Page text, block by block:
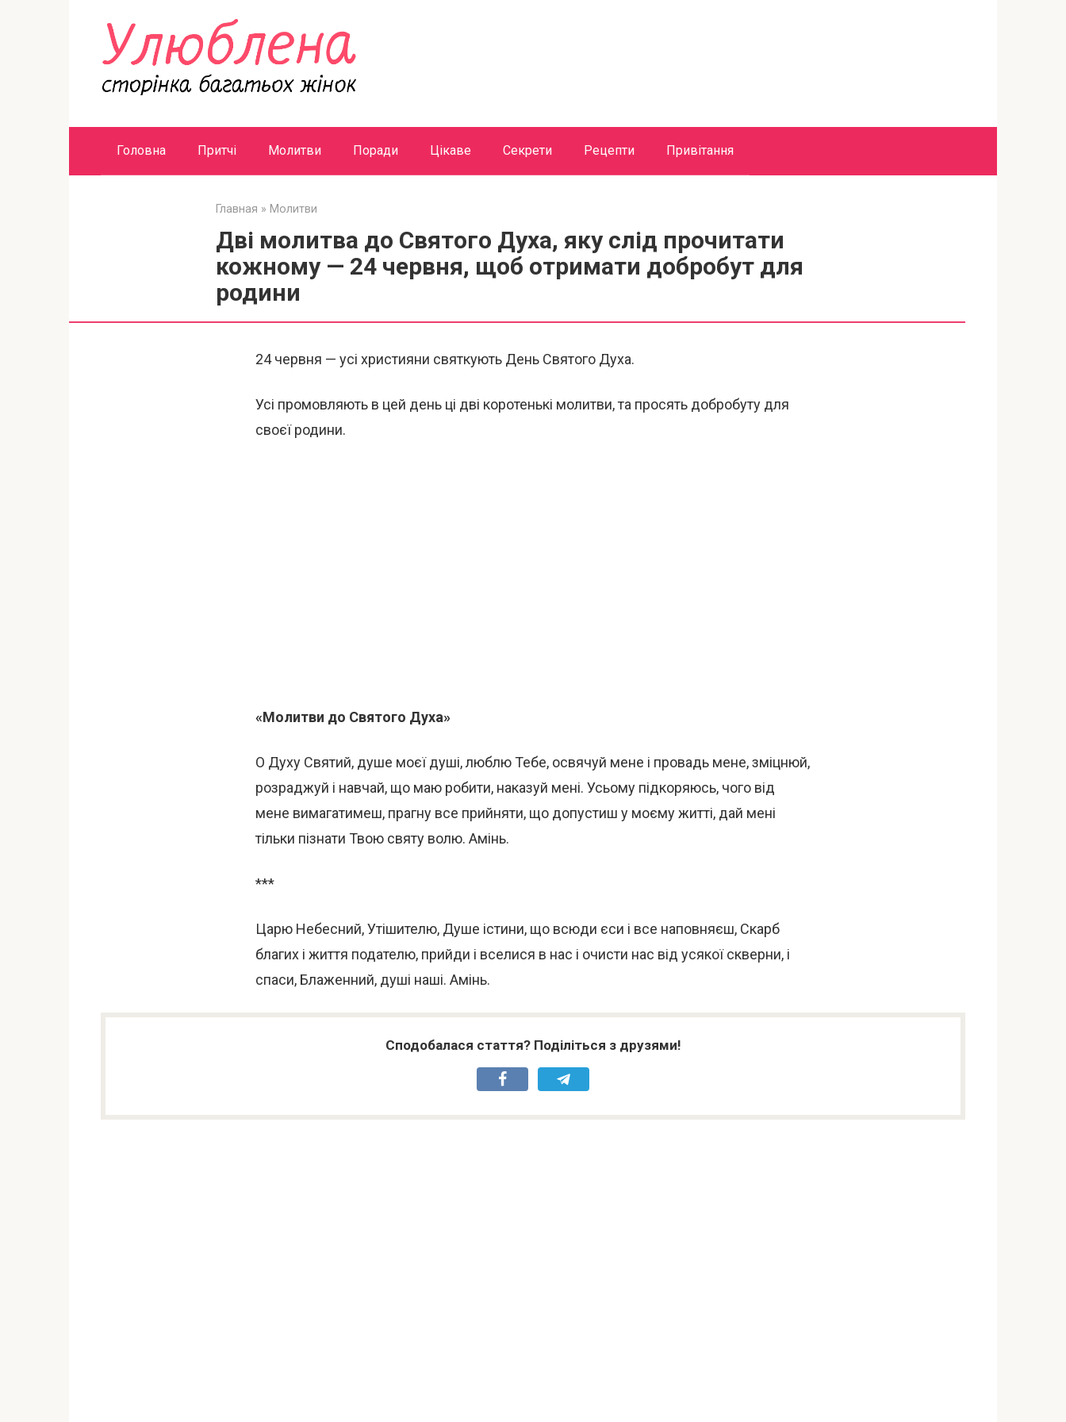
Головна Притчі Молитви Поради Цікаве Секрети Рецепти Привітання
Главная » Молитви
Дві молитва до Святого Духа, яку слід прочитати
кожному — 24 червня, щоб отримати добробут для
родини
24 червня — усі християни святкують День Святого Духа.
Усі промовляють в цей день ці дві коротенькі молитви, та просять добробуту для
своєї родини.
«Молитви до Святого Духа»
О Духу Святий, душе моєї душі, люблю Тебе, освячуй мене і провадь мене, зміцнюй,
розраджуй і навчай, що маю робити, наказуй мені. Усьому підкоряюсь, чого від
мене вимагатимеш, прагну все прийняти, що допустиш у моєму житті, дай мені
тільки пізнати Твою святу волю. Амінь.
***
Царю Небесний, Утішителю, Душе істини, що всюди єси і все наповняєш, Скарб
благих і життя подателю, прийди і вселися в нас і очисти нас від усякої скверни, і
спаси, Блаженний, душі наші. Амінь.
Сподобалася стаття? Поділіться з друзями!